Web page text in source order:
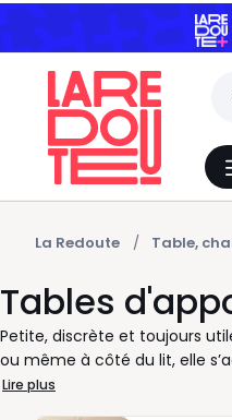
La Redoute Table,
Tables
Petite, discrète et toujours
ou même à côté du lit, elle
chaque modèle est pensé
Lire plus